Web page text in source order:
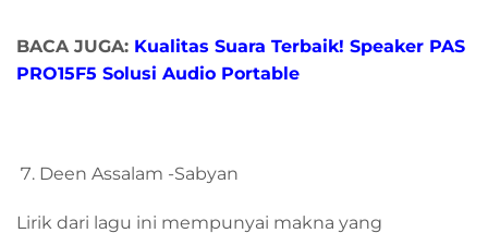
BACA JUGA: Kualitas Suara Terbaik! Speaker PAS
PRO15F5 Solusi Audio Portable
Deen Assalam -Sabyan
Lirik dari lagu ini mempunyai makna yang